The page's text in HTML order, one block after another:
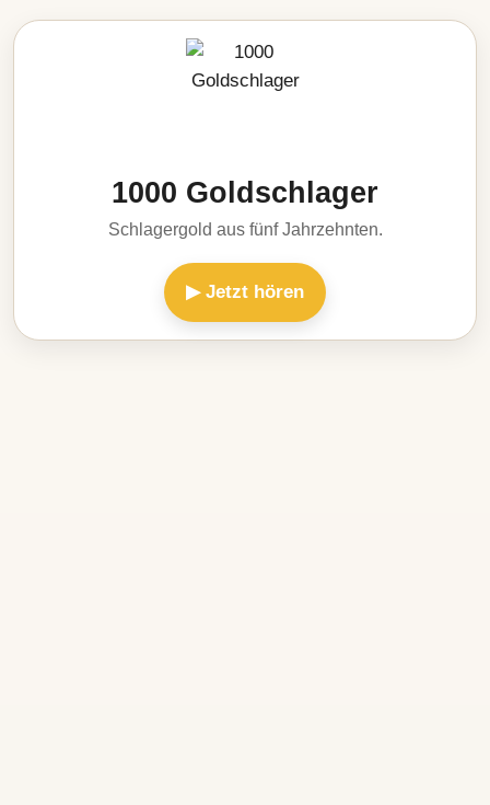
1000 Goldschlager
Schlagergold aus fünf Jahrzehnten.
▶ Jetzt hören